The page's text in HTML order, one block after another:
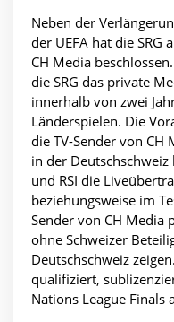
Neben der
der UEFA hat die
CH Media
die SRG das private
innerhalb von zwei
Länderspielen. Die
die TV-Sender von CH
in der Deutschschweiz
und RSI die
beziehungsweise im
Sender von CH Media
ohne Schweizer
Deutschschweiz
qualifiziert,
Nations League Finals